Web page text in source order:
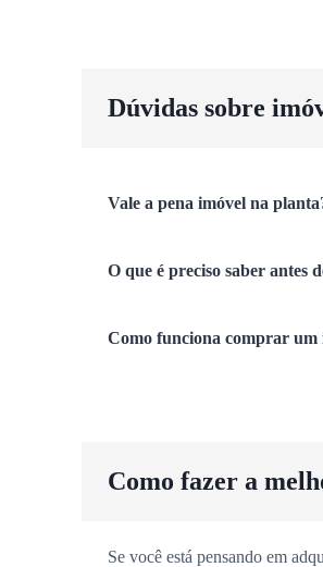
Dúvidas sobre
Vale a pena imóvel na
O que é preciso saber antes
Como funciona comprar um
Como fazer a
Se você está pensando em